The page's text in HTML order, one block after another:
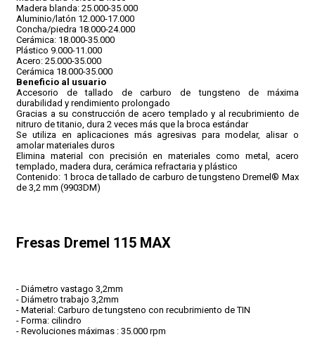
Madera blanda: 25.000-35.000
Aluminio/latón 12.000-17.000
Concha/piedra 18.000-24.000
Cerámica: 18.000-35.000
Plástico 9.000-11.000
Acero: 25.000-35.000
Cerámica 18.000-35.000
Beneficio al usuario
Accesorio de tallado de carburo de tungsteno de máxima
durabilidad y rendimiento prolongado
Gracias a su construcción de acero templado y al recubrimiento de
nitruro de titanio, dura 2 veces más que la broca estándar
Se utiliza en aplicaciones más agresivas para modelar, alisar o
amolar materiales duros
Elimina material con precisión en materiales como metal, acero
templado, madera dura, cerámica refractaria y plástico
Contenido: 1 broca de tallado de carburo de tungsteno Dremel® Max
de 3,2 mm (9903DM)
Fresas Dremel 115 MAX
- Diámetro vastago 3,2mm
- Diámetro trabajo 3,2mm
- Material: Carburo de tungsteno con recubrimiento de TIN
- Forma: cilindro
- Revoluciones máximas : 35.000 rpm